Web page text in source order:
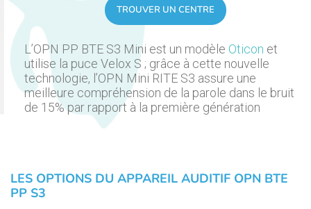
TROUVER UN CENTRE
L’OPN PP BTE S3 Mini est un modèle Oticon et
utilise la puce Velox S ; grâce à cette nouvelle
technologie, l’OPN Mini RITE S3 assure une
meilleure compréhension de la parole dans le bruit
de 15% par rapport à la première génération
LES OPTIONS DU APPAREIL AUDITIF OPN BTE
PP S3